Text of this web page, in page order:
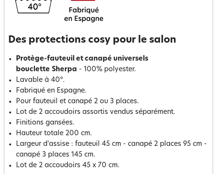
Des protections cosy pour le salon
Protège-fauteuil et canapé universels
bouclette Sherpa - 100% polyester.
Lavable à 40°.
Fabriqué en Espagne.
Pour fauteuil et canapé 2 ou 3 places.
Lot de 2 accoudoirs assortis vendus séparément.
Finitions gansées.
Hauteur totale 200 cm.
Largeur d'assise : fauteuil 45 cm - canapé 2 places 95 cm -
canapé 3 places 145 cm.
Lot de 2 accoudoirs 45 x 70 cm.